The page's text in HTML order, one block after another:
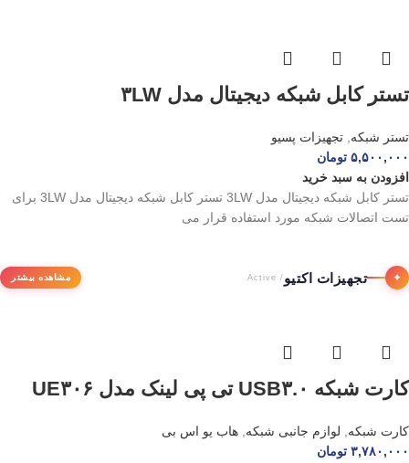
تستر کابل شبکه دیجیتال مدل ۳LW
تستر شبکه تجهیزات پسیو
۵,۵۰۰,۰۰۰ تومان
افزودن به سبد خرید
تستر کابل شبکه دیجیتال مدل 3LW تستر کابل شبکه دیجیتال مدل 3LW برای
تست اتصالات شبکه مورد استفاده قرار می
✦ تجهیزات اکتیو / Active مشاهده بیشتر
کارت شبکه USB۳.۰ تی پی لینک مدل UE۳۰۶
کارت شبکه لوازم جانبی شبکه هاب یو اس بی
۳,۷۸۰,۰۰۰ تومان